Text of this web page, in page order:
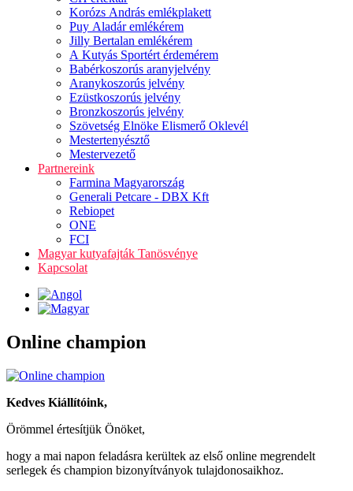
Korózs András emlékplakett
Puy Aladár emlékérem
Jilly Bertalan emlékérem
A Kutyás Sportért érdemérem
Babérkoszorús aranyjelvény
Aranykoszorús jelvény
Ezüstkoszorús jelvény
Bronzkoszorús jelvény
Szövetség Elnöke Elismerő Oklevél
Mestertenyésztő
Mestervezető
Partnereink
Farmina Magyarország
Generali Petcare - DBX Kft
Rebiopet
ONE
FCI
Magyar kutyafajták Tanösvénye
Kapcsolat
Online champion
Kedves Kiállítóink,
Örömmel értesítjük Önöket,
hogy a mai napon feladásra kerültek az első online megrendelt
serlegek és champion bizonyítványok tulajdonosaikhoz.